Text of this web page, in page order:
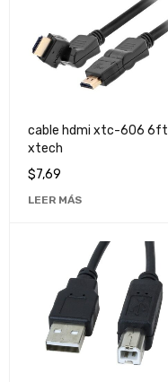
cable hdmi xtc-606 6ft
xtech
$7,69
LEER MÁS